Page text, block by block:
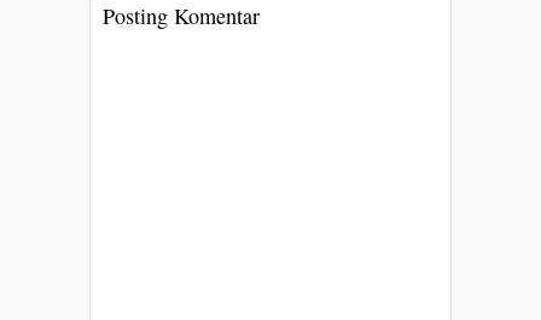
Posting Komentar